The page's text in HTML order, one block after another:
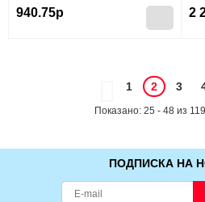
940.75р 2
1 2 3
Показано: 25 - 48 из
ПОДПИСКА НА